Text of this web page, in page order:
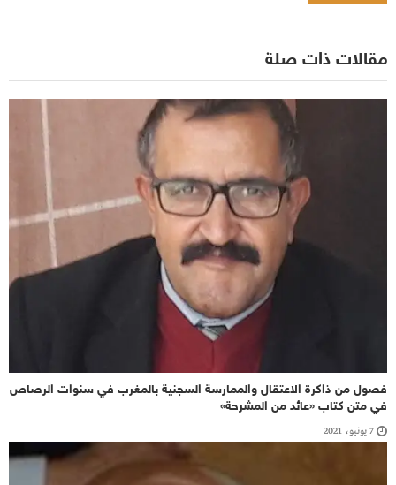
مقالات ذات صلة
فصول من ذاكرة الاعتقال والممارسة السجنية بالمغرب في سنوات الرصاص
في متن كتاب «عائد من المشرحة»
7 يونيو، 2021